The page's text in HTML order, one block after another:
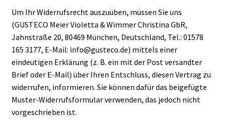
Um Ihr Widerrufsrecht auszuüben, müssen Sie uns
(GUSTECO Meier Violetta & Wimmer Christina GbR,
Jahnstraße 20, 80469 München, Deutschland, Tel.: 01578
165 3177, E-Mail: info@gusteco.de) mittels einer
eindeutigen Erklärung (z. B. ein mit der Post versandter
Brief oder E-Mail) über Ihren Entschluss, diesen Vertrag zu
widerrufen, informieren. Sie können dafür das beigefügte
Muster-Widerrufsformular verwenden, das jedoch nicht
vorgeschrieben ist.